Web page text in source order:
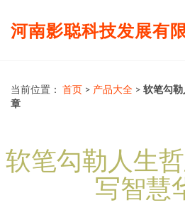
河南影聪科技发展有
当前位置： 首页 > 产品大全 > 软笔勾
章
软笔勾勒人生
写智慧